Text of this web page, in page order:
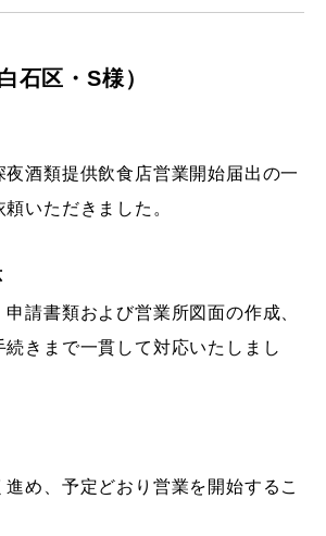
石区・S様）
酒類提供飲食店営業開始届出の一
いただきました。
請書類および営業所図面の作成、
きまで一貫して対応いたしまし
め、予定どおり営業を開始するこ